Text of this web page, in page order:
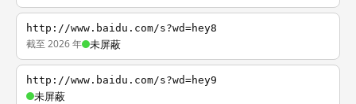
http://www.baidu.com/s?wd=hey8
截至 2026 年 未屏蔽
http://www.baidu.com/s?wd=hey9
未屏蔽